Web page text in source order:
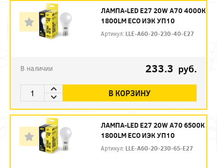
ЛАМПА-LED E27 20W А70 4000К
1800LM ЕСО ИЭК УП10
Артикул: LLE-A60-20-230-40-E27
В наличии 233.3 руб.
В КОРЗИНУ
ЛАМПА-LED E27 20W А70 6500К
1800LM ЕСО ИЭК УП10
Артикул: LLE-A60-20-230-65-E27